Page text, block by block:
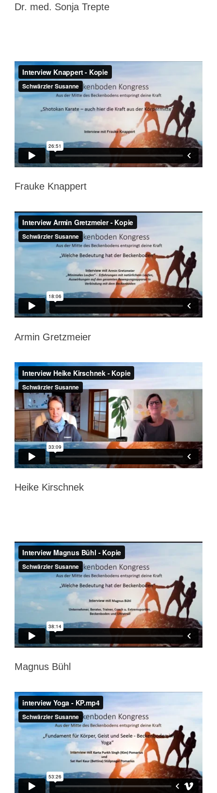
Dr. med. Sonja Trepte
Frauke Knappert
Armin Gretzmeier
Heike Kirschnek
Magnus Bühl